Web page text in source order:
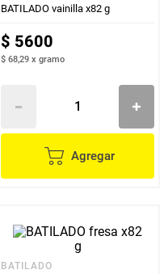
BATILADO vainilla x82 g
$ 5600
$ 68,29 x gramo
Agregar
BATILADO